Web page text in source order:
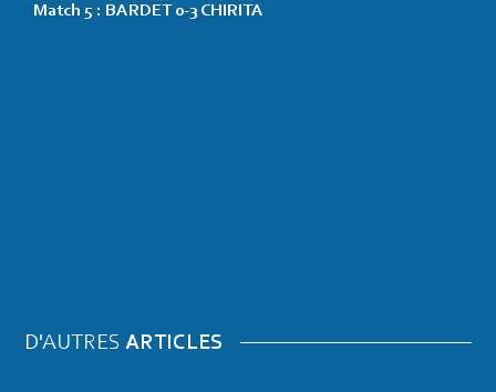
Match 5 : BARDET 0-3 CHIRITA
D'AUTRESARTICLES